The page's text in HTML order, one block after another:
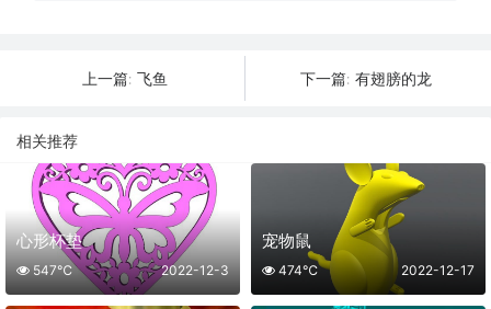
上一篇: 飞鱼 下一篇: 有翅膀的龙
相关推荐
心形杯垫
2022-12-3
547℃
宠物鼠
2022-12-17
474℃